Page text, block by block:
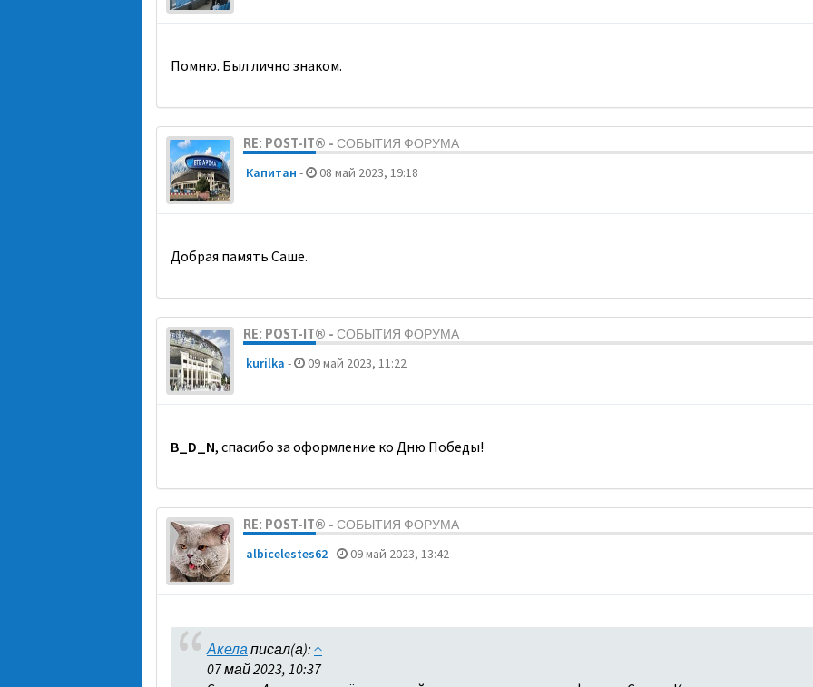
Помню. Был лично знаком.
RE: POST-IT® - СОБЫТИЯ ФОРУМА
Кaпитaн - 08 май 2023, 19:18
Добрая память Саше.
RE: POST-IT® - СОБЫТИЯ ФОРУМА
kurilka - 09 май 2023, 11:22
B_D_N, спасибо за оформление ко Дню Победы!
RE: POST-IT® - СОБЫТИЯ ФОРУМА
albicelestes62- 09 май 2023, 13:42
Акелаписал(а): ↑
07 май 2023, 10:37